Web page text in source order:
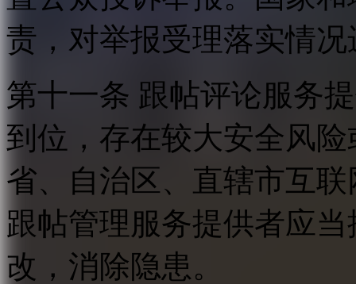
责，对举报受理落实情
第十一条 跟帖评论服务
到位，存在较大安全风
省、自治区、直辖市互
跟帖管理服务提供者应
改，消除隐患。